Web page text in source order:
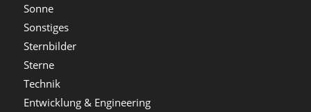
Sonne
Sonstiges
Sternbilder
Sterne
Technik
Entwicklung & Engineering